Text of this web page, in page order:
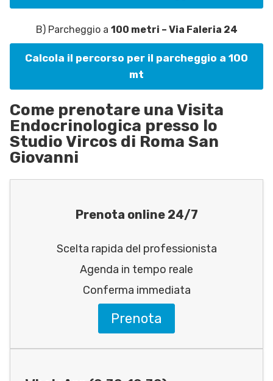
B) Parcheggio a 100 metri – Via Faleria 24
Calcola il percorso per il parcheggio a 100
mt
Come prenotare una Visita
Endocrinologica presso lo
Studio Vircos di Roma San
Giovanni
Prenota online 24/7
Scelta rapida del professionista
Agenda in tempo reale
Conferma immediata
Prenota